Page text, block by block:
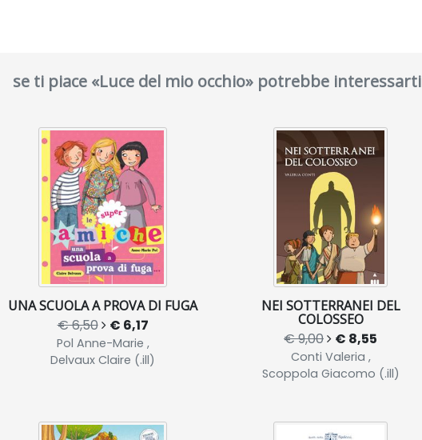
se ti piace «Luce del mio occhio» potrebbe interessarti
UNA SCUOLA A PROVA DI FUGA
€ 6,50 € 6,17
Pol Anne-Marie ,
Delvaux Claire (.ill)
NEI SOTTERRANEI DEL
COLOSSEO
€ 9,00 € 8,55
Conti Valeria ,
Scoppola Giacomo (.ill)